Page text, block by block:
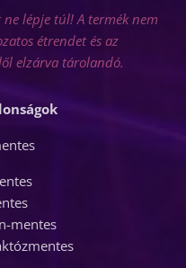
lépje túl! A termék nem
étrendet és az
elzárva tárolandó.
mentes